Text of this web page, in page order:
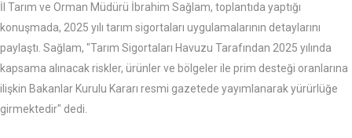
İl Tarım ve Orman Müdürü İbrahim Sağlam, toplantıda yaptığı
konuşmada, 2025 yılı tarım sigortaları uygulamalarının detaylarını
paylaştı. Sağlam, "Tarım Sigortaları Havuzu Tarafından 2025 yılında
kapsama alınacak riskler, ürünler ve bölgeler ile prim desteği oranlarına
ilişkin Bakanlar Kurulu Kararı resmi gazetede yayımlanarak yürürlüğe
girmektedir" dedi.